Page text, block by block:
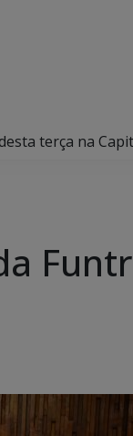
terça na